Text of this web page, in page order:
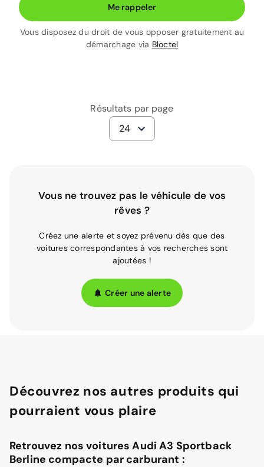
Me rappeler
Vous disposez du droit de vous opposer gratuitement au
démarchage via Bloctel
Résultats par page
24
Vous ne trouvez pas le véhicule de vos
rêves ?
Créez une alerte et soyez prévenu dès que des
voitures correspondantes à vos recherches sont
ajoutées !
Créer une alerte
Découvrez nos autres produits qui
pourraient vous plaire
Retrouvez nos voitures Audi A3 Sportback
Berline compacte par carburant :